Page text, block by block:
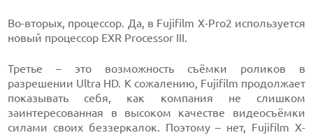
Во-вторых, процессор. Да, в Fujifilm X-Pro2 используется
новый процессор EXR Processor III.
Третье – это возможность съёмки роликов в
разрешении Ultra HD. К сожалению, Fujifilm продолжает
показывать себя, как компания не слишком
заинтересованная в высоком качестве видеосъёмки
силами своих беззеркалок. Поэтому – нет, Fujifilm X-